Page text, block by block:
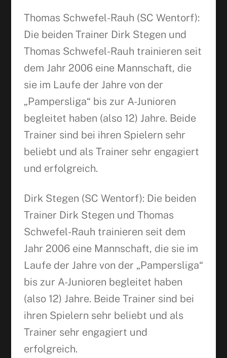
Thomas Schwefel-Rauh (SC Wentorf):
Die beiden Trainer Dirk Stegen und
Thomas Schwefel-Rauh trainieren seit
dem Jahr 2006 eine Mannschaft, die
sie im Laufe der Jahre von der
„Pampersliga“ bis zur A-Junioren
begleitet haben (also 12) Jahre. Beide
Trainer sind bei ihren Spielern sehr
beliebt und als Trainer sehr engagiert
und erfolgreich.
Dirk Stegen (SC Wentorf): Die beiden
Trainer Dirk Stegen und Thomas
Schwefel-Rauh trainieren seit dem
Jahr 2006 eine Mannschaft, die sie im
Laufe der Jahre von der „Pampersliga“
bis zur A-Junioren begleitet haben
(also 12) Jahre. Beide Trainer sind bei
ihren Spielern sehr beliebt und als
Trainer sehr engagiert und
erfolgreich.